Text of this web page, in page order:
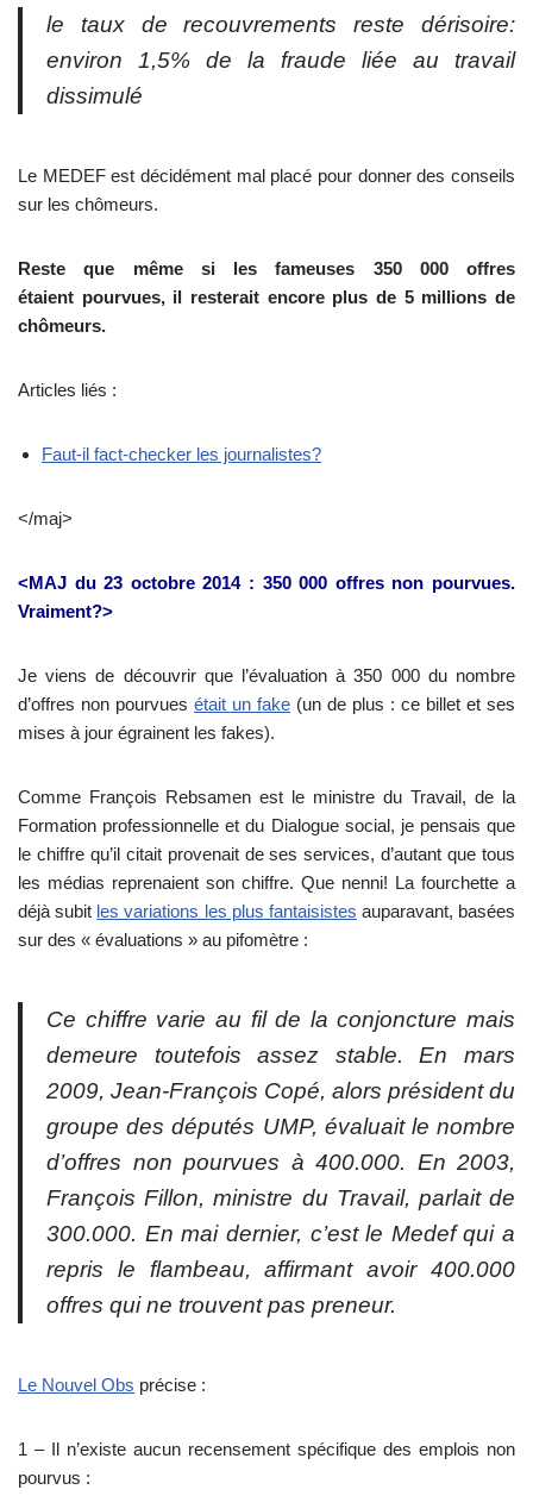
le taux de recouvrements reste dérisoire:
environ 1,5% de la fraude liée au travail
dissimulé
Le MEDEF est décidément mal placé pour donner des conseils
sur les chômeurs.
Reste que même si les fameuses 350 000 offres
étaient pourvues, il resterait encore plus de 5 millions de
chômeurs.
Articles liés :
Faut-il fact-checker les journalistes?
</maj>
<MAJ du 23 octobre 2014 : 350 000 offres non pourvues.
Vraiment?>
Je viens de découvrir que l’évaluation à 350 000 du nombre
d’offres non pourvues était un fake (un de plus : ce billet et ses
mises à jour égrainent les fakes).
Comme François Rebsamen est le ministre du Travail, de la
Formation professionnelle et du Dialogue social, je pensais que
le chiffre qu’il citait provenait de ses services, d’autant que tous
les médias reprenaient son chiffre. Que nenni! La fourchette a
déjà subit les variations les plus fantaisistes auparavant, basées
sur des « évaluations » au pifomètre :
Ce chiffre varie au fil de la conjoncture mais
demeure toutefois assez stable. En mars
2009, Jean-François Copé, alors président du
groupe des députés UMP, évaluait le nombre
d’offres non pourvues à 400.000. En 2003,
François Fillon, ministre du Travail, parlait de
300.000. En mai dernier, c’est le Medef qui a
repris le flambeau, affirmant avoir 400.000
offres qui ne trouvent pas preneur.
Le Nouvel Obs précise :
1 – Il n’existe aucun recensement spécifique des emplois non
pourvus :